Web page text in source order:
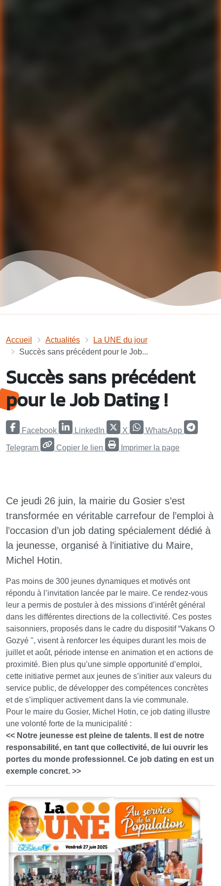
Accueil Actualités
La UNE du jour
Succès sans précédent pour le Job...
Succès sans précédent
pour le Job Dating !
Facebook LinkedIn X WhatsApp
Telegram Copier le lien Imprimer la page
Ce jeudi 26 juin, la mairie du Gosier s’est
transformée en véritable carrefour de l’emploi à
l’occasion d’un job dating spécialement dédié à
la jeunesse, organisé à l’initiative du Maire,
Michel Hotin.
Pas moins de 300 jeunes dynamiques et motivés ont
répondu à l’invitation lancée par le maire. Ce rendez-vous
leur a permis de postuler à des missions d’intérêt général
dans les différentes directions de la collectivité. Ces postes
saisonniers, proposés dans le cadre du dispositif “Vakans O
Gozyé ", visent à renforcer les équipes durant les mois de
juillet et août, période intense en animation et en actions de
proximité. Bien plus qu’une simple opportunité d’emploi,
cette initiative permet aux jeunes de s’initier aux valeurs du
service public, de développer des compétences concrètes
et de s’impliquer activement dans la vie communale.
Pour le maire du Gosier, Michel Hotin, ce job dating illustre
une volonté forte de la municipalité :
<< Notre jeunesse est pleine de talents. Il est de notre
responsabilité, en tant que collectivité, de lui ouvrir les
portes du monde professionnel. Ce job dating en est un
exemple concret. >>